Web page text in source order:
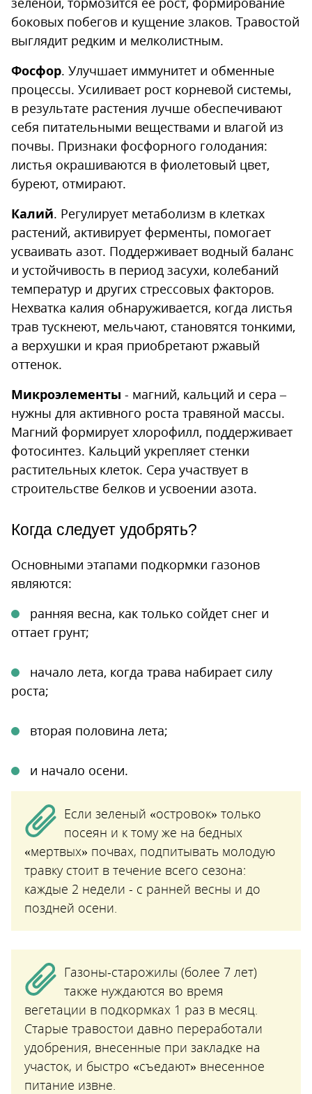
боковых побегов и кущение злаков. Травостой
выглядит редким и мелколистным.
Фосфор. Улучшает иммунитет и обменные
процессы. Усиливает рост корневой системы,
в результате растения лучше обеспечивают
себя питательными веществами и влагой из
почвы. Признаки фосфорного голодания:
листья окрашиваются в фиолетовый цвет,
буреют, отмирают.
Калий. Регулирует метаболизм в клетках
растений, активирует ферменты, помогает
усваивать азот. Поддерживает водный баланс
и устойчивость в период засухи, колебаний
температур и других стрессовых факторов.
Нехватка калия обнаруживается, когда листья
трав тускнеют, мельчают, становятся тонкими,
а верхушки и края приобретают ржавый
оттенок.
Микроэлементы - магний, кальций и сера –
нужны для активного роста травяной массы.
Магний формирует хлорофилл, поддерживает
фотосинтез. Кальций укрепляет стенки
растительных клеток. Сера участвует в
строительстве белков и усвоении азота.
Когда следует удобрять?
Основными этапами подкормки газонов
являются:
ранняя весна, как только сойдет снег и
оттает грунт;
начало лета, когда трава набирает силу
роста;
вторая половина лета;
и начало осени.
Если зеленый «островок» только
посеян и к тому же на бедных
«мертвых» почвах, подпитывать молодую
травку стоит в течение всего сезона:
каждые 2 недели - с ранней весны и до
поздней осени.
Газоны-старожилы (более 7 лет)
также нуждаются во время
вегетации в подкормках 1 раз в месяц.
Старые травостои давно переработали
удобрения, внесенные при закладке на
участок, и быстро «съедают» внесенное
питание извне.